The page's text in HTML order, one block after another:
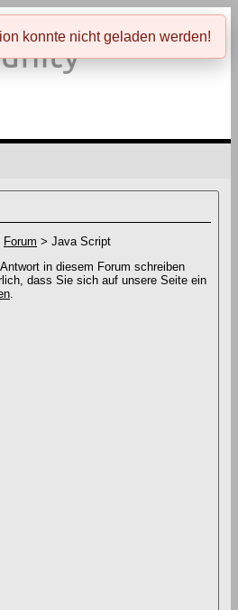
Forum > Java Script
in diesem Forum schreiben
dass Sie sich auf unsere Seite ein
.
konnte nicht geladen werden!